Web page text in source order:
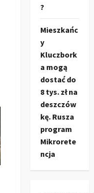
?
Mieszkańc
y
Kluczbork
a mogą
dostać do
8 tys. zł na
deszczów
kę. Rusza
program
Mikrorete
ncja